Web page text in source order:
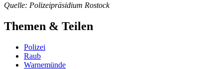
Quelle: Polizeipräsidium Rostock
Themen & Teilen
Polizei
Raub
Warnemünde